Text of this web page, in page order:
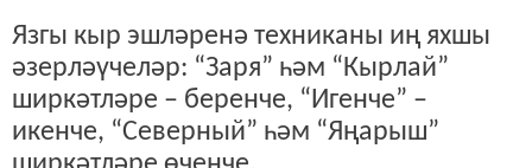
Язгы кыр эшләренә техниканы иң яхшы
әзерләүчеләр: “Заря” һәм “Кырлай”
ширкәтләре – беренче, “Игенче” –
икенче, “Северный” һәм “Яңарыш”